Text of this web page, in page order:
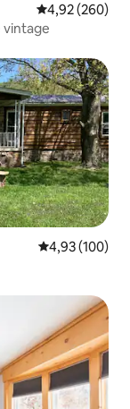
4,92 de
4,92 (260)
vintage
4,93 de
4,93 (100)